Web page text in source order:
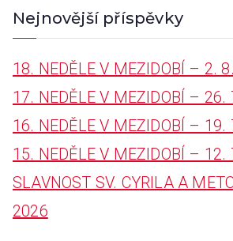
příspěvky
Nejnovější příspěvky
18. NEDĚLE V MEZIDOBÍ – 2.
17. NEDĚLE V MEZIDOBÍ – 26.
16. NEDĚLE V MEZIDOBÍ – 19.
15. NEDĚLE V MEZIDOBÍ – 12.
SLAVNOST SV. CYRILA A
2026